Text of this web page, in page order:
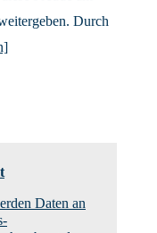
Durch
Daten an